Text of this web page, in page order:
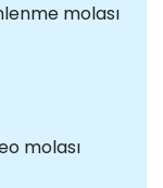
molası
molası